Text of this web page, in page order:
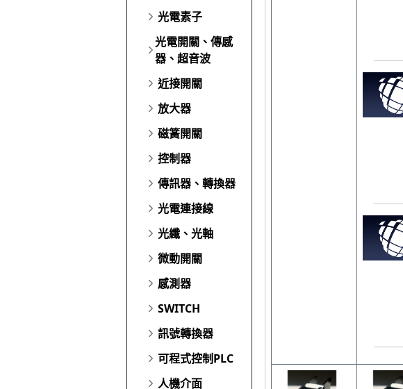
光電素子
光電開關、傳感
器、超音波
近接開關
放大器
磁簧開關
控制器
傳訊器、轉換器
光電連接線
光纖、光軸
微動開關
感測器
SWITCH
訊號轉換器
可程式控制PLC
人機介面